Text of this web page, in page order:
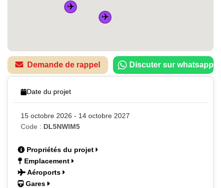
✈️
✈️
Demande de rappel Discuter sur whatsapp
Date du projet
15 octobre 2026 - 14 octobre 2027
Code : DL5NWIM5
Propriétés du projet
Emplacement
Aéroports
Gares